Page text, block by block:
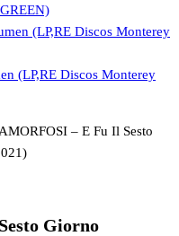
(LP,RE Discos Monterey
– E Fu Il Sesto
Giorno